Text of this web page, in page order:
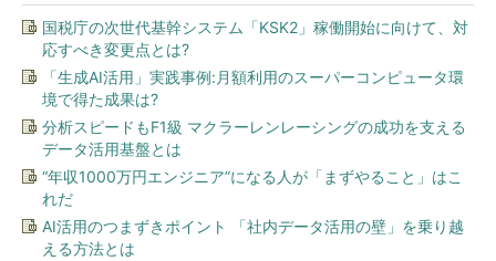
国税庁の次世代基幹システム「KSK2」稼働開始に向けて、対
応すべき変更点とは?
「生成AI活用」実践事例:月額利用のスーパーコンピュータ環
境で得た成果は?
分析スピードもF1級 マクラーレンレーシングの成功を支える
データ活用基盤とは
“年収1000万円エンジニア”になる人が「まずやること」はこ
れだ
AI活用のつまずきポイント 「社内データ活用の壁」を乗り越
える方法とは